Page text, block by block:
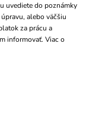
uvediete do poznámky
alebo väčšiu
za prácu a
informovať. Viac o